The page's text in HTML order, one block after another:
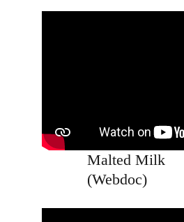
Malted Milk
(Webdoc)